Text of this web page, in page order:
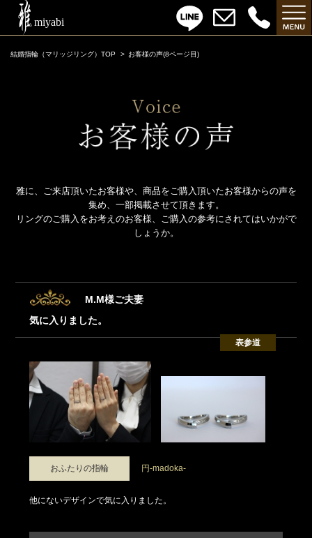
結婚指輪（マリッジリング）TOP お客様の声(8ページ目)
雅に、ご来店頂いたお客様や、商品をご購入頂いたお客様からの声を
集め、一部掲載させて頂きます。
リングのご購入をお考えのお客様、ご購入の参考にされてはいかがで
しょうか。
M.M様ご夫妻
気に入りました。
表参道
おふたりの指輪 円-madoka-
他にないデザインで気に入りました。